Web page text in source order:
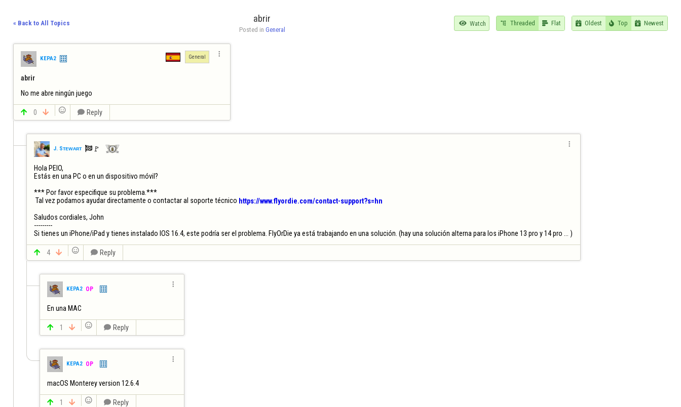
« Back to All Topics abrir
Posted in General
 Watch  Threaded  Flat  Oldest  Top  Newest
KEPA2 General 
abrir
No me abre ningún juego
 0    Reply
J. Sᴛᴇᴡᴀʀᴛ  🚩️

Hola PEIO,
Estás en una PC o en un dispositivo móvil?
*** Por favor especifique su problema.***
Tal vez podamos ayudar directamente o contactar al soporte técnico https://www.flyordie.com/contact-support?s=hn
Saludos cordiales, John
---------
Si tienes un iPhone/iPad y tienes instalado IOS 16.4, este podría ser el problema. FlyOrDie ya está trabajando en una solución. (hay una solución alterna para los iPhone 13 pro y 14 pro ... )
 4    Reply
KEPA2 OP

En una MAC
 1    Reply
KEPA2 OP

macOS Monterey version 12.6.4
 1    Reply